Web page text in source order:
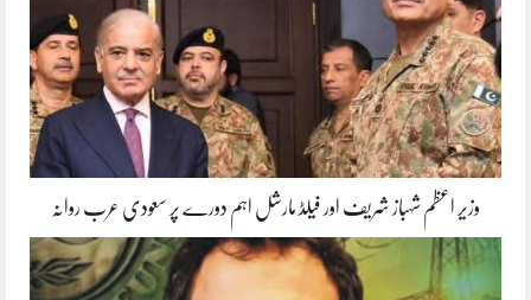
وزیر اعظم شہباز شریف اور فیلڈ مارشل اہم دورے پر سعودی عرب روانہ